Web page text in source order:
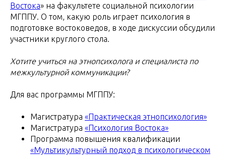
Востока» на факультете социальной психологии
МГППУ. О том, какую роль играет психология в
подготовке востоковедов, в ходе дискуссии обсудили
участники круглого стола.
Хотите учиться на этнопсихолога и специалиста по
межкультурной коммуникации?
Для вас программы МГППУ:
Магистратура «Практическая этнопсихология»
Магистратура «Психология Востока»
Программа повышения квалификации
«Мультикультурный подход в психологическом